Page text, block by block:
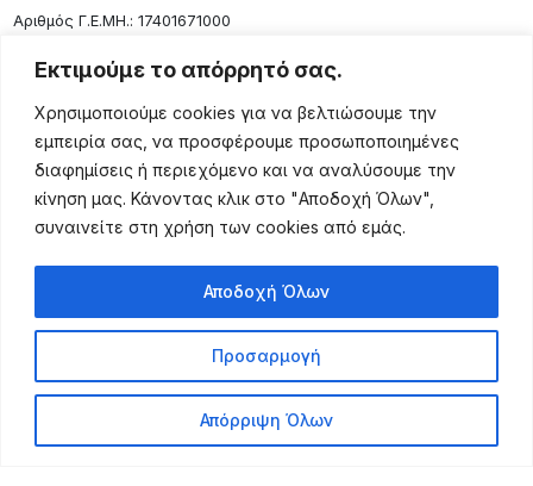
Εκτιμούμε το απόρρητό σας.
Χρησιμοποιούμε cookies για να βελτιώσουμε την
εμπειρία σας, να προσφέρουμε προσωποποιημένες
διαφημίσεις ή περιεχόμενο και να αναλύσουμε την
κίνηση μας. Κάνοντας κλικ στο "Αποδοχή Όλων",
συναινείτε στη χρήση των cookies από εμάς.
Προσαρμογή
Απόρριψη Όλων
Αποδοχή Όλων
Aριθμός Γ.Ε.ΜΗ.: 17401671000
Επικοινωνία
Ρόδου 133, Αθήνα 10443
(+30) 211 725 5427
sales@lightingexpert.gr
Χρήσιμες Σελίδες
Προϊόντα
Τρόποι Αποστολής